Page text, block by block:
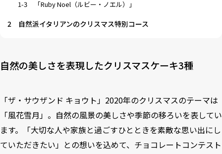
1-3
「Ruby Noel（ルビー・ノエル）」
2 自然派イタリアンのクリスマス特別コース
自然の美しさを表現したクリスマスケーキ3種
「ザ・サウザンド キョウト」2020年のクリスマスのテーマは
「風花雪月」。自然の風景の美しさや季節の移ろいを表してい
ます。「大切な人や家族と過ごすひとときを素敵な思い出にし
ていただきたい」との想いを込めて、チョコレートコンテスト